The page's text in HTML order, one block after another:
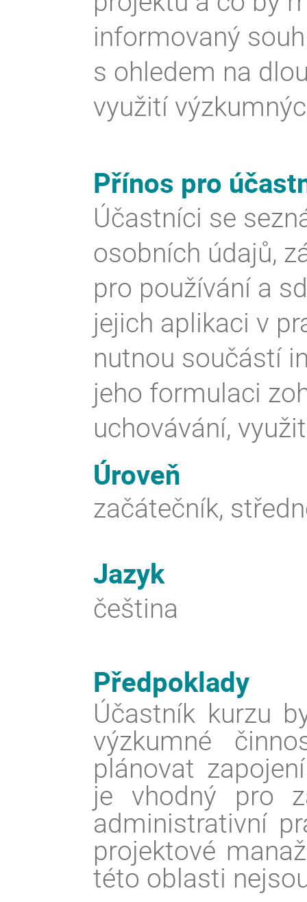
informovaný
s ohledem na
využití
Přínos pro
Účastníci se
osobních údajů,
pro používání a
jejich aplikaci v
nutnou součástí
jeho formulaci
uchovávání,
Úroveň
začátečník,
Jazyk
čeština
Předpoklady
Účastník kurzu
výzkumné
plánovat
je vhodný pro
administrativní
projektové
této oblasti